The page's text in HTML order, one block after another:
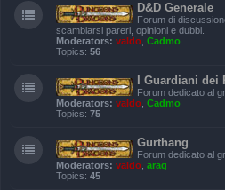
D&D Generale
Forum di
scambiarsi pareri, opinioni e dubbi.
Moderators: valdo Cadmo
Topics: 56
I Guardiani dei
Forum dedicato al
Moderators: valdo Cadmo
Topics: 75
Gurthang
Forum dedicato al
Moderators: valdo arag
Topics: 45